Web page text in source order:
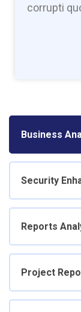
corrupti
Business
Security
Reports
Project